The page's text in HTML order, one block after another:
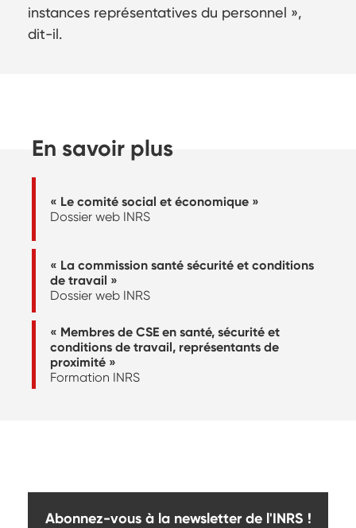
instances représentatives du personnel
,
dit-il.
En savoir plus
« Le comité social et économique »
Dossier web INRS
« La commission santé sécurité et conditions
de travail »
Dossier web INRS
« Membres de CSE en santé, sécurité et
conditions de travail, représentants de
proximité »
Formation INRS
Abonnez-vous à la newsletter de l'INRS !